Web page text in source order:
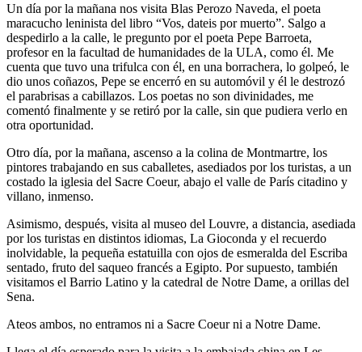
Un día por la mañana nos visita Blas Perozo Naveda, el poeta
maracucho leninista del libro “Vos, dateis por muerto”. Salgo a
despedirlo a la calle, le pregunto por el poeta Pepe Barroeta,
profesor en la facultad de humanidades de la ULA, como él. Me
cuenta que tuvo una trifulca con él, en una borrachera, lo golpeó, le
dio unos coñazos, Pepe se encerró en su automóvil y él le destrozó
el parabrisas a cabillazos. Los poetas no son divinidades, me
comentó finalmente y se retiró por la calle, sin que pudiera verlo en
otra oportunidad.
Otro día, por la mañana, ascenso a la colina de Montmartre, los
pintores trabajando en sus caballetes, asediados por los turistas, a un
costado la iglesia del Sacre Coeur, abajo el valle de París citadino y
villano, inmenso.
Asimismo, después, visita al museo del Louvre, a distancia, asediada
por los turistas en distintos idiomas, La Gioconda y el recuerdo
inolvidable, la pequeña estatuilla con ojos de esmeralda del Escriba
sentado, fruto del saqueo francés a Egipto. Por supuesto, también
visitamos el Barrio Latino y la catedral de Notre Dame, a orillas del
Sena.
Ateos ambos, no entramos ni a Sacre Coeur ni a Notre Dame.